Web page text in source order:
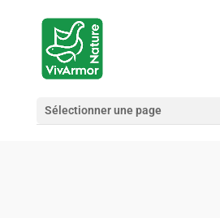
Sélectionner une page